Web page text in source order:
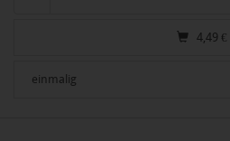
4,49 €